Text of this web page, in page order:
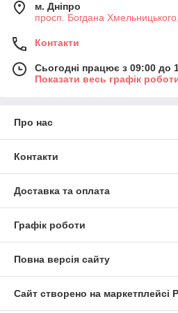
м. Дніпро
просп. Богдана
Контакти
Сьогодні працює з 09:00 до
Показати весь графік
Про нас
Контакти
Доставка та оплата
Графік роботи
Повна версія сайту
Сайт створено на маркетплейсі